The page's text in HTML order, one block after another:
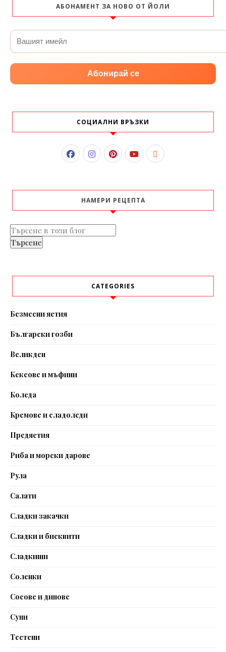
АБОНАМЕНТ ЗА НОВО ОТ ЙОЛИ
Абонирай се
СОЦИАЛНИ ВРЪЗКИ
НАМЕРИ РЕЦЕПТА
CATEGORIES
Безмесни ястия
Български гозби
Великден
Кексове и мъфини
Коледа
Кремове и сладоледи
Предястия
Риба и морски дарове
Рула
Салати
Сладки закачки
Сладки и бисквити
Сладкиши
Соленки
Сосове и дипове
Супи
Тестени